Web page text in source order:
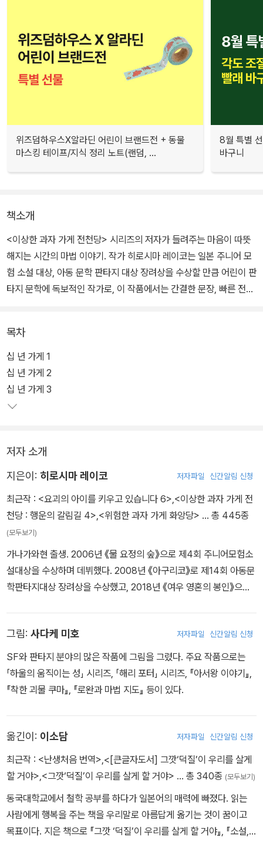
위즈덤하우스X알라딘 어린이 브랜드전 + 동물
마스킹 테이프/지식 정리 노트(랜덤, ...
8월 특별
바구니
책소개
<이상한 과자 가게 전천당> 시리즈의 저자가 들려주는 마음이 따뜻
해지는 시간의 마법 이야기. 작가 히로시마 레이코는 일본 주니어 모
험 소설 대상, 아동 문학 판타지 대상 장려상을 수상할 만큼 어린이 판
타지 문학에 독보적인 작가로, 이 작품에서는 간결한 문장, 빠른 전개,
‘이 물건을 소중하게 보관해 줄 곳, 그런 곳이 있으면 좋을 텐데….’ 이
런 생각이 간절한 사람들에게 ‘십 년 가게’에서 초대장을 보낸다. 금색
과 초록색의 아름다운 덩굴무늬로 장식되어 있는 진한 갈색의 카드!
반으로 접혀 있는 카드를 여는 순간, 그윽한 향이 풍겨 나오고 황갈색
빛이 마법의 세계로 데려간다. 밤처럼 어둡지도 않고, 낮처럼 밝지도
십 년 가게에서는 시간의 마법을 사용한다. 물건을 십 년 동안 맡아주
는 대신, 대가로 수명 일 년을 받는다. 분명 소중한 물건이긴 한데, 목
기러 온 롤로도 망설이기는 마찬가지이다. ‘그래도 겨우 인형인데’,
‘눈사람은 또 만들면 되지 않을까’…. 과연 릴리와 롤로는 십 년 가게에
맡길까?
목차
십 년 가게 1
십 년 가게 2
십 년 가게 3
저자 소개
지은이: 히로시마 레이코 저자파일 신간알림 신청
최근작 : <요괴의 아이를 키우고 있습니다 6>,<이상한 과자 가게 전
천당 : 행운의 갈림길 4>,<위험한 과자 가게 화앙당> … 총 445종
(모두보기)
가나가와현 출생. 2006년 《물 요정의 숲》으로 제4회 주니어모험소
설대상을 수상하며 데뷔했다. 2008년 《아구리코》로 제14회 아동문
학판타지대상 장려상을 수상했고, 2018년 《여우 영혼의 봉인》으로
니다》 시리즈 등이 있다.
그림: 사다케 미호 저자파일 신간알림 신청
SF와 판타지 분야의 많은 작품에 그림을 그렸다. 주요 작품으로는
「하울의 움직이는 성」 시리즈, 「해리 포터」 시리즈, 『아서왕 이야기』,
『착한 괴물 쿠마』, 『로완과 마법 지도』 등이 있다.
옮긴이: 이소담 저자파일 신간알림 신청
최근작 : <난생처음 번역>,<[큰글자도서] 그깟‘덕질’이 우리를 살게
할 거야>,<그깟‘덕질’이 우리를 살게 할 거야> … 총 340종 (모두보기)
동국대학교에서 철학 공부를 하다가 일본어의 매력에 빠졌다. 읽는
사람에게 행복을 주는 책을 우리말로 아름답게 옮기는 것이 꿈이고
목표이다. 지은 책으로 『그깟 ‘덕질’이 우리를 살게 할 거야』, 『소설,